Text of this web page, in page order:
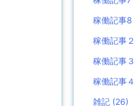
稼働記事8
稼働記事２
稼働記事３
稼働記事４
雑記 (26)